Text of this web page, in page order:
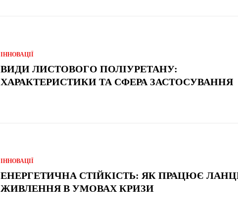
ІННОВАЦІЇ
ВИДИ ЛИСТОВОГО ПОЛІУРЕТАНУ:
ХАРАКТЕРИСТИКИ ТА СФЕРА ЗАСТОСУВАННЯ
ІННОВАЦІЇ
ЕНЕРГЕТИЧНА СТІЙКІСТЬ: ЯК ПРАЦЮЄ
ЖИВЛЕННЯ В УМОВАХ КРИЗИ